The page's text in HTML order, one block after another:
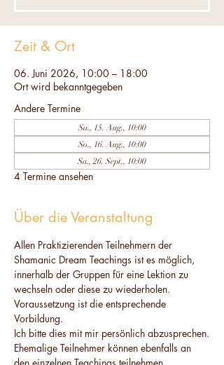
Zeit & Ort
06. Juni 2026, 10:00 – 18:00
Ort wird bekanntgegeben
Andere Termine
Sa., 15. Aug., 10:00
So., 16. Aug., 10:00
Sa., 26. Sept., 10:00
4 Termine ansehen
Über die Veranstaltung
Allen Praktizierenden Teilnehmern der
Shamanic Dream Teachings ist es möglich,
innerhalb der Gruppen für eine Lektion zu
wechseln oder diese zu wiederholen.
Voraussetzung ist die entsprechende
Vorbildung.
Ich bitte dies mit mir persönlich abzusprechen.
Ehemalige Teilnehmer können ebenfalls an